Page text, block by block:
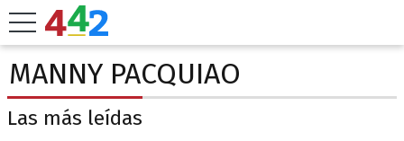
MANNY PACQUIAO
Las más leídas